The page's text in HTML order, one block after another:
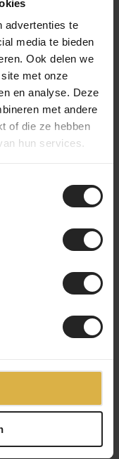
advertenties te
media te bieden
Ook delen we
met onze
en analyse. Deze
met andere
of die ze hebben
hun services.
of DPD.
een track &
(PostNL,
kosteloos
in originele
gaan we
is,
verpakt en
trace-code om
de hoogte van